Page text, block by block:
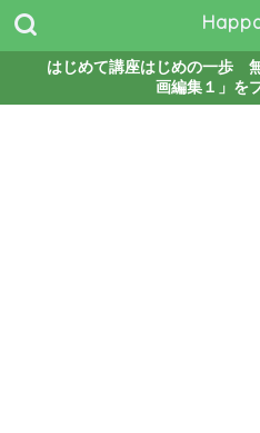
はじめて講座はじめの一歩
画編集１」を